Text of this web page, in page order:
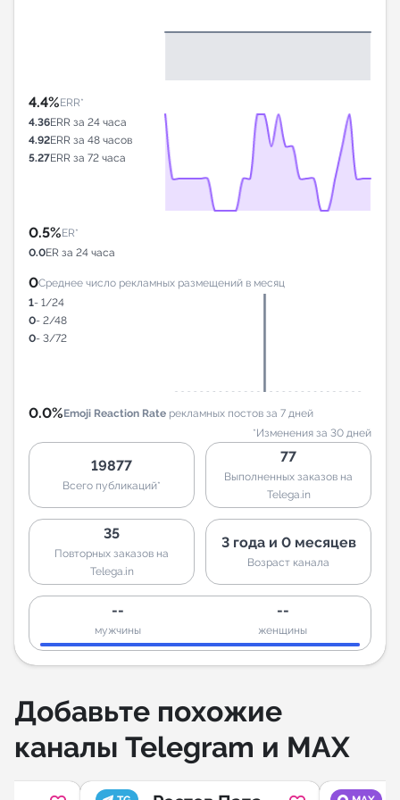
4.4%ERR*
4.36ERR за 24 часа
4.92ERR за 48 часов
5.27ERR за 72 часа
0.5%ER*
0.0ER за 24 часа
0Среднее число рекламных размещений в месяц
1- 1/24
0- 2/48
0- 3/72
0.0%Emoji Reaction Rate рекламных постов за 7 дней
*Изменения за 30 дней
19877
Всего публикаций*
77
Выполненных заказов на
Telega.in
35
Повторных заказов на
Telega.in
3 года и 0 месяцев
Возраст канала
--
мужчины
--
женщины
Добавьте похожие
каналы Telegram и MAX